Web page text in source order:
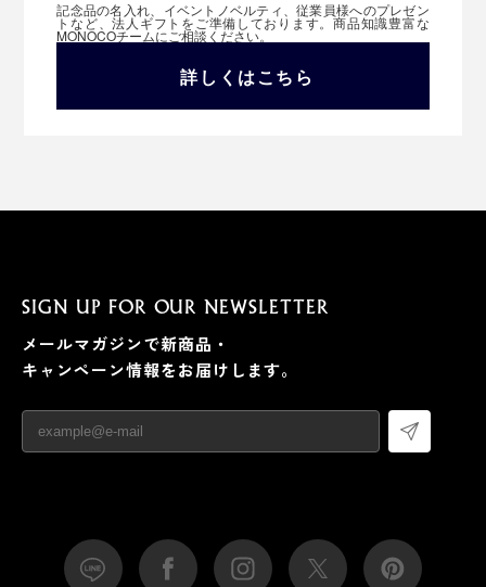
記念品の名入れ、イベントノベルティ、従業員様へのプレゼン
トなど、法人ギフトをご準備しております。商品知識豊富な
MONOCOチームにご相談ください。
詳しくはこちら
SIGN UP FOR OUR NEWSLETTER
メールマガジンで新商品・
キャンペーン情報をお届けします。